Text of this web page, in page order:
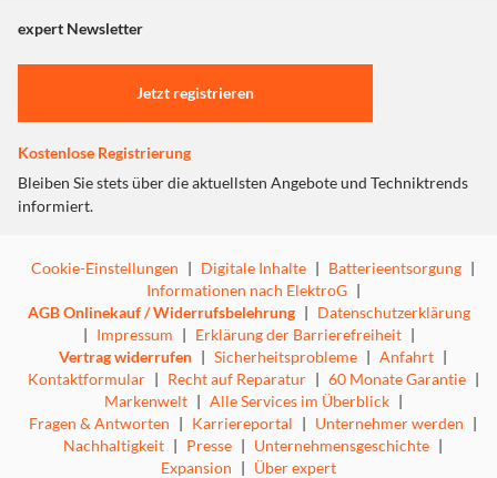
"Marketing".
Einstellungen anpassen
expert Newsletter
Jetzt registrieren
Kostenlose Registrierung
Bleiben Sie stets über die aktuellsten Angebote und Techniktrends
informiert.
Cookie-Einstellungen | Digitale Inhalte | Batterieentsorgung |
Informationen nach ElektroG |
AGB Onlinekauf / Widerrufsbelehrung | Datenschutzerklärung
| Impressum | Erklärung der Barrierefreiheit |
Vertrag widerrufen | Sicherheitsprobleme | Anfahrt |
Kontaktformular | Recht auf Reparatur | 60 Monate Garantie |
Markenwelt | Alle Services im Überblick |
Fragen & Antworten | Karriereportal | Unternehmer werden |
Nachhaltigkeit | Presse | Unternehmensgeschichte |
Expansion | Über expert